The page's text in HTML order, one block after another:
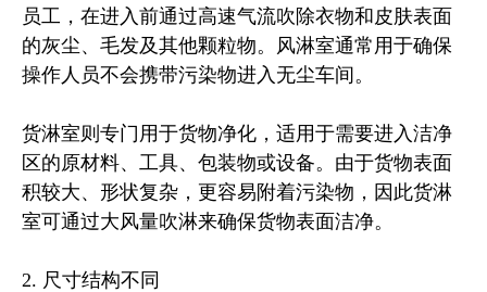
员工，在进入前通过高速气流吹除衣物和皮肤表面
的灰尘、毛发及其他颗粒物。风淋室通常用于确保
操作人员不会携带污染物进入无尘车间。
货淋室则专门用于货物净化，适用于需要进入洁净
区的原材料、工具、包装物或设备。由于货物表面
积较大、形状复杂，更容易附着污染物，因此货淋
室可通过大风量吹淋来确保货物表面洁净。
2. 尺寸结构不同